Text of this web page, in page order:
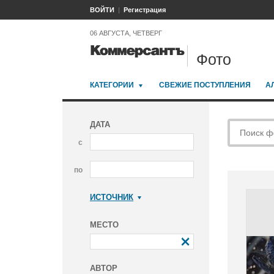
ВОЙТИ Регистрация
06 АВГУСТА, ЧЕТВЕРГ
Фото
КАТЕГОРИИ СВЕЖИЕ ПОСТУПЛЕНИЯ
ДАТА
с
по
ИСТОЧНИК
МЕСТО
АВТОР